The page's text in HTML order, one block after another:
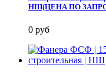
НШ(ЦЕНА ПО
0 руб